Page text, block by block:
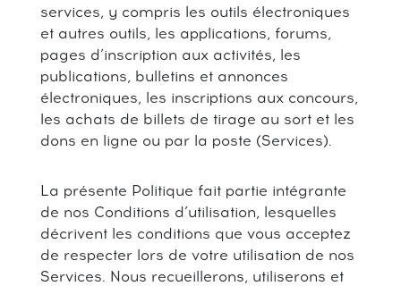
services, y compris les outils électroniques
et autres outils, les applications, forums,
pages d’inscription aux activités, les
publications, bulletins et annonces
électroniques, les inscriptions aux concours,
les achats de billets de tirage au sort et les
dons en ligne ou par la poste (Services).
La présente Politique fait partie intégrante
de nos Conditions d’utilisation, lesquelles
décrivent les conditions que vous acceptez
de respecter lors de votre utilisation de nos
Services. Nous recueillerons, utiliserons et